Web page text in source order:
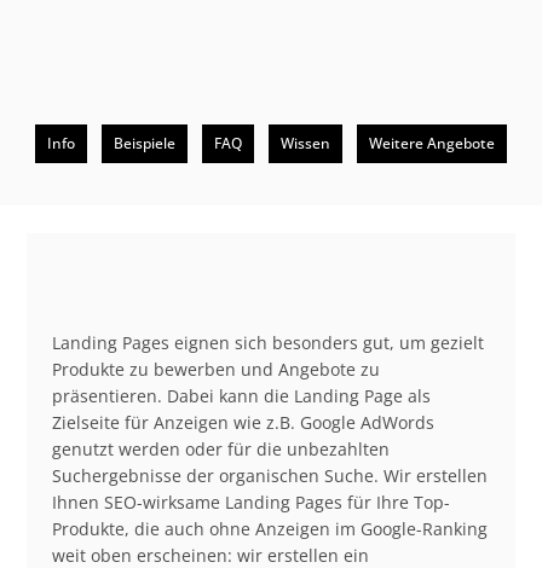
Info Beispiele FAQ Wissen Weitere Angebote
Beschreibung
Landing Pages eignen sich besonders gut, um gezielt
Produkte zu bewerben und Angebote zu
präsentieren. Dabei kann die Landing Page als
Zielseite für Anzeigen wie z.B. Google AdWords
genutzt werden oder für die unbezahlten
Suchergebnisse der organischen Suche. Wir erstellen
Ihnen SEO-wirksame Landing Pages für Ihre Top-
Produkte, die auch ohne Anzeigen im Google-Ranking
weit oben erscheinen: wir erstellen ein